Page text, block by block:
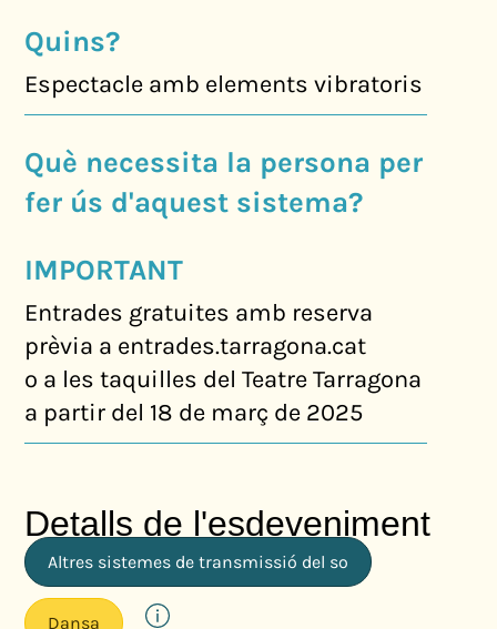
Quins?
Espectacle amb elements vibratoris
Què necessita la persona per
fer ús d'aquest sistema?
IMPORTANT
Entrades gratuites amb reserva
prèvia a entrades.tarragona.cat
o a les taquilles del Teatre Tarragona
a partir del 18 de març de 2025
Detalls de l'esdeveniment
Altres sistemes de transmissió del so
Dansa